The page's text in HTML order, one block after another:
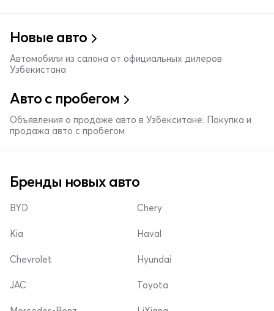
Новые авто
Автомобили из салона от официальных дилеров
Узбекистана
Авто с пробегом
Объявления о продаже авто в Узбекситане. Покупка и
продажа авто с пробегом
Бренды новых авто
BYD
Kia
Chevrolet
Chery
Haval
Hyundai
JAC Toyota